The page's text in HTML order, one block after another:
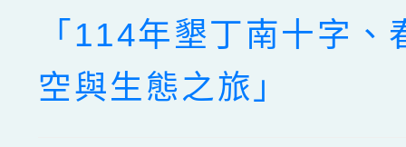
「114年墾丁南十字、
空與生態之旅」